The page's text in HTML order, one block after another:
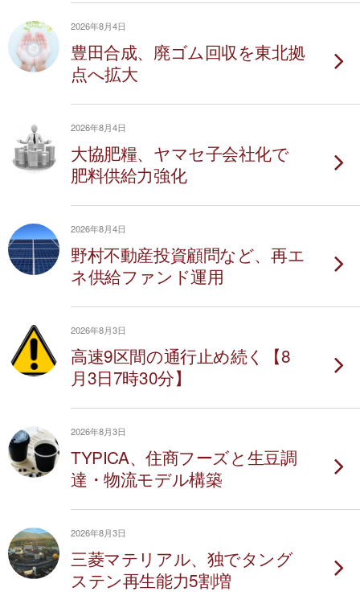
2026年8月4日
豊田合成、廃ゴム回収を東北拠
点へ拡大
2026年8月4日
大協肥糧、ヤマセ子会社化で
肥料供給力強化
2026年8月4日
野村不動産投資顧問など、再エ
ネ供給ファンド運用
2026年8月3日
高速9区間の通行止め続く【8
月3日7時30分】
2026年8月3日
TYPICA、住商フーズと生豆調
達・物流モデル構築
2026年8月3日
三菱マテリアル、独でタング
ステン再生能力5割増